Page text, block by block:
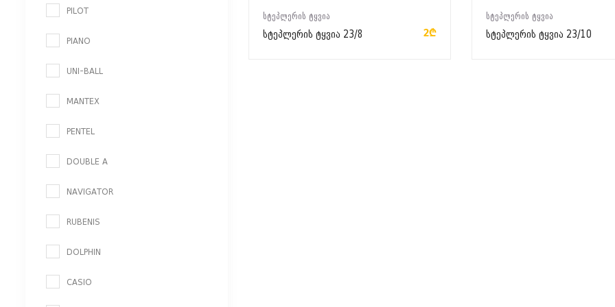
PILOT
PIANO
UNI-BALL
MANTEX
PENTEL
DOUBLE A
NAVIGATOR
RUBENIS
DOLPHIN
CASIO
ᲡᲢᲔᲞᲚᲔᲠᲘᲡ ᲢᲧᲕᲘᲐ
სტეპლერის ტყვია 23/8 2₾
ᲡᲢᲔᲞᲚᲔᲠᲘᲡ ᲢᲧᲕᲘᲐ
სტეპლერის ტყვია 23/10